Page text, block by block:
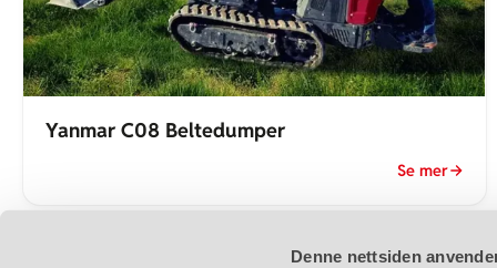
Denne nettsiden
Yanmar C08 Beltedumper
Se mer